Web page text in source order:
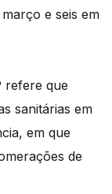
e seis em
refere que
sanitárias em
em que
de